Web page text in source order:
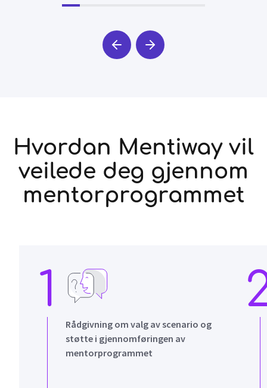
Hvordan Mentiway vil
veilede deg gjennom
mentorprogrammet
1
Rådgivning om valg av scenario og
støtte i gjennomføringen av
mentorprogrammet